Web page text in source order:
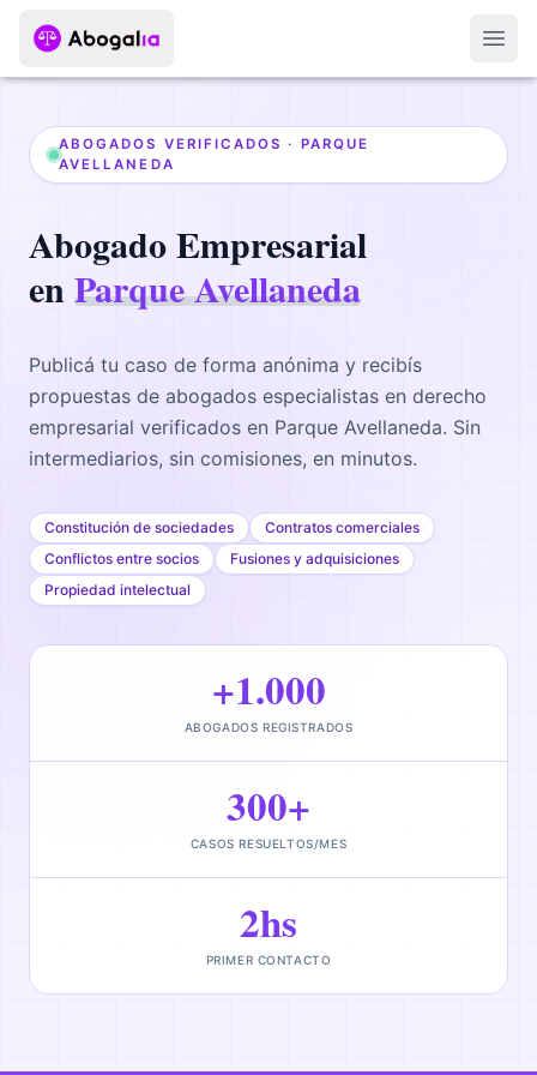
ABOGADOS VERIFICADOS · PARQUE
AVELLANEDA
AbogadoEmpresarial
enParque Avellaneda
Publicá tu caso de forma anónima y recibís
propuestas de abogados especialistas en derecho
empresarial verificados en Parque Avellaneda. Sin
intermediarios, sin comisiones, en minutos.
Constitución de sociedades
Contratos comerciales
Conflictos entre socios
Fusiones y adquisiciones
Propiedad intelectual
+1.000
ABOGADOS REGISTRADOS
300+
CASOS RESUELTOS/MES
2hs
PRIMER CONTACTO